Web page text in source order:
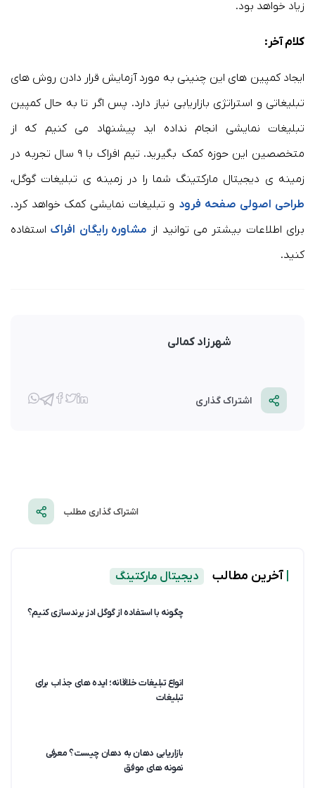
زیاد خواهد بود.
کلام آخر:
ایجاد کمپین های این چنینی به مورد آزمایش قرار دادن روش های
تبلیغاتی و استراتژی بازاریابی نیاز دارد. پس اگر تا به حال کمپین
تبلیغات نمایشی انجام نداده اید پیشنهاد می کنیم که از
متخصصین این حوزه کمک بگیرید. تیم افراک با ۹ سال تجربه در
زمینه ی دیجیتال مارکتینگ شما را در زمینه ی تبلیغات گوگل،
طراحی اصولی صفحه فرود و تبلیغات نمایشی کمک خواهد کرد.
برای اطلاعات بیشتر می توانید از مشاوره رایگان افراکاستفاده
کنید.
شهرزاد کمالی
اشتراک گذاری
اشتراک گذاری مطلب
آخرین مطالب دیجیتال مارکتینگ
چگونه با استفاده از گوگل ادز برندسازی کنیم؟
انواع تبلیغات خلاقانه؛ ایده های جذاب برای
تبلیغات
بازاریابی دهان به دهان چیست؟ معرفی
نمونه های موفق